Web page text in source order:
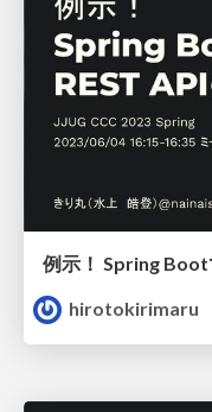
hirotokirimaru